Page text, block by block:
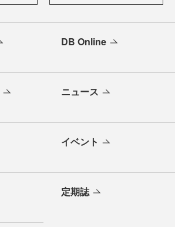
DB Online
ニュース
イベント
定期誌